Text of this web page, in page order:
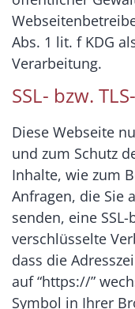
Abs. 1 lit. f KDG
Verarbeitung.
SSL- bzw.
Diese Webseite
und zum Schutz
Inhalte, wie zum
Anfragen, die Sie
senden, eine
verschlüsselte
dass die
auf “https://”
Symbol in Ihrer